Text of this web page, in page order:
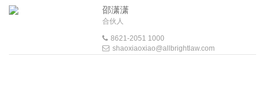
邵潇潇
合伙人
8621-2051 1000
shaoxiaoxiao@allbrightlaw.com